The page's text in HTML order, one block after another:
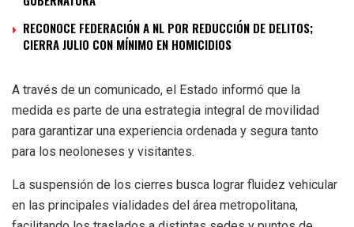
RECONOCE FEDERACIÓN A NL POR REDUCCIÓN DE DELITOS;
CIERRA JULIO CON MÍNIMO EN HOMICIDIOS
A través de un comunicado, el Estado informó que la
medida es parte de una estrategia integral de movilidad
para garantizar una experiencia ordenada y segura tanto
para los neoloneses y visitantes.
La suspensión de los cierres busca lograr fluidez vehicular
en las principales vialidades del área metropolitana,